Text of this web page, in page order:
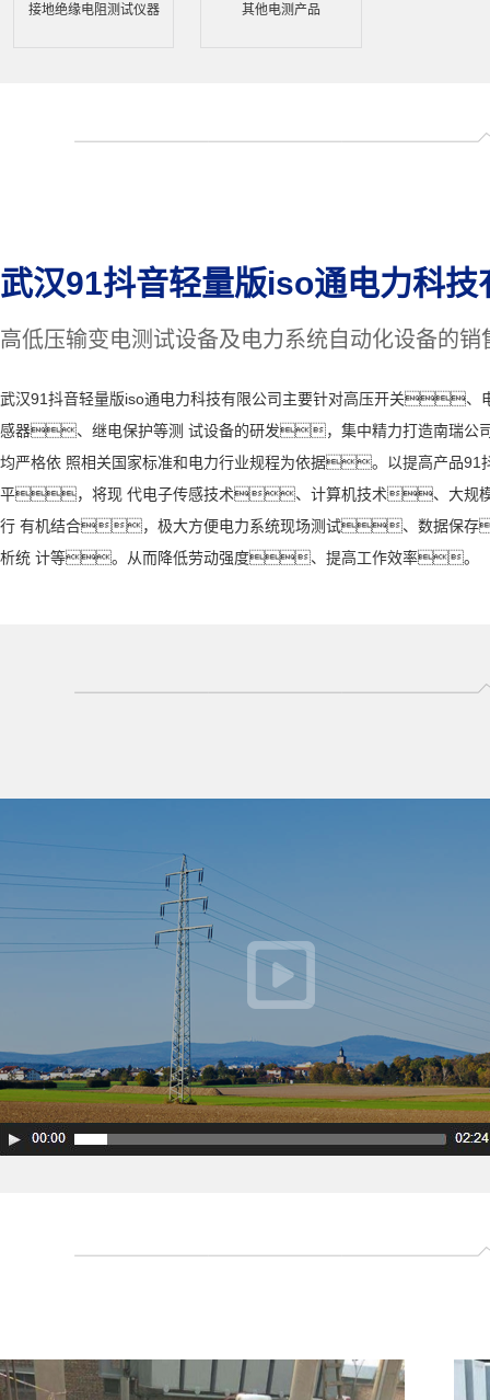
接地绝缘电阻测试仪器 其他电测产品
武汉91抖音轻量版iso通电力科技
高低压输变电测试设备及电力系统自动化设备的销
武汉91抖音轻量版iso通电力科技有限公司主要针对高压开关
感器、继电保护等测 试设备的研发，集中精力打造南瑞公
均严格依 照相关国家标准和电力行业规程为依据。以提高产品91
平，将现 代电子传感技术、计算机技术、大规模
行 有机结合，极大方便电力系统现场测试、数据保
析统 计等。从而降低劳动强度、提高工作效率。